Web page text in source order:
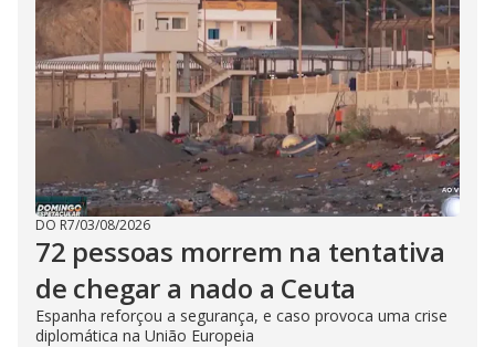
DO R7/03/08/2026
72 pessoas morrem na tentativa
de chegar a nado a Ceuta
Espanha reforçou a segurança, e caso provoca uma crise
diplomática na União Europeia